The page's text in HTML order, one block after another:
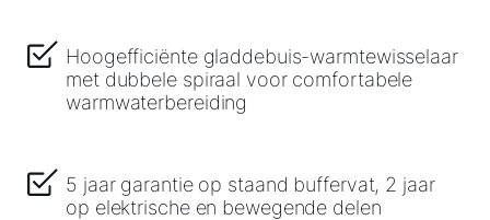
Hoogefficiënte gladdebuis-warmtewisselaar
met dubbele spiraal voor comfortabele
warmwaterbereiding
5 jaar garantie op staand buffervat, 2 jaar
op elektrische en bewegende delen